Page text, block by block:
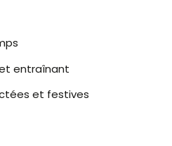
entraînant
et festives